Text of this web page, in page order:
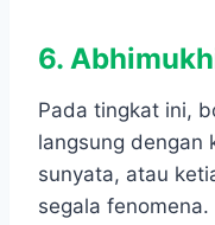
6.
Pada tingkat ini,
langsung dengan
sunyata, atau
segala